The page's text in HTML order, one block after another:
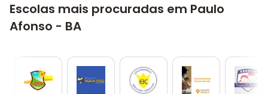
Escolas mais procuradas em Paulo
Afonso - BA